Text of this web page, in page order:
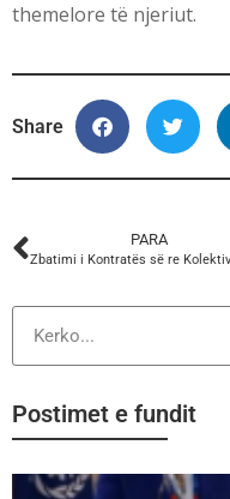
themelore të njeriut.
Share
PARA
Postimet e fundit